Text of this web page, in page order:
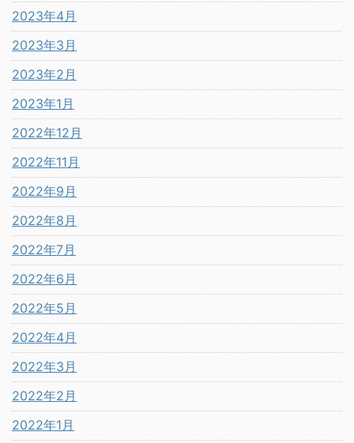
2023年4月
2023年3月
2023年2月
2023年1月
2022年12月
2022年11月
2022年9月
2022年8月
2022年7月
2022年6月
2022年5月
2022年4月
2022年3月
2022年2月
2022年1月